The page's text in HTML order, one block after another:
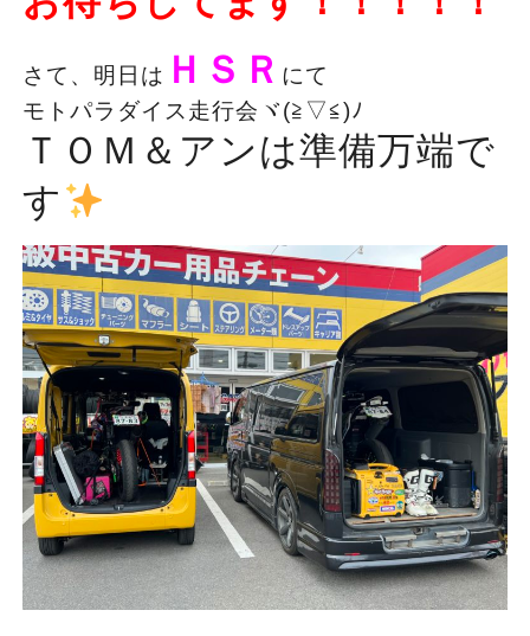
さて、明日は ＨＳＲ にて
モトパラダイス走行会ヾ(≧▽≦)ﾉ
ＴＯＭ＆アンは準備万端で
す